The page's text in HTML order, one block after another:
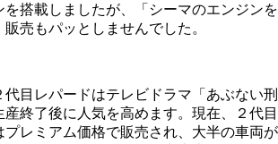
を搭載しましたが、「シーマのエンジンを
売もパッとしませんでした。
目レパードはテレビドラマ「あぶない刑
終了後に人気を高めます。現在、２代目
プレミアム価格で販売され、大半の車両が